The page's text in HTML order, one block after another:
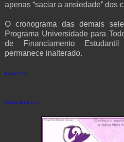
apenas “saciar a ansiedade” dos
O cronograma das demais
Programa Universidade para
de Financiamento
permanece inalterado.
Fonte>>>
Publicidade>>>